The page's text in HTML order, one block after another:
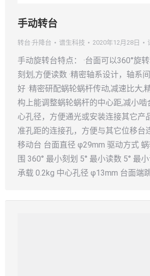
手动转台
转台·升降台 谱生科技 2020年12月28日
手动旋转台特点： ·台面可以360°旋
刻划,方便读数 ·精密轴系设计，轴系
好 ·精密研配蜗轮蜗杆传动,减速比大,
构上能调整蜗轮蜗杆的中心距,减小啮
心孔径，方便通光或安装连接其它产
准孔距的连接孔，方便与其它位移台
移动台 台面直径 φ29mm 驱动方式
围 360° 最小刻划 5° 最小读数 5° 最
承载 0.2kg 中心孔径 φ13mm 台面端